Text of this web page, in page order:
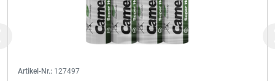
Artikel-Nr.: 127497